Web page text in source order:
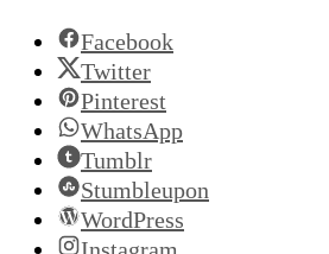
Facebook
Twitter
Pinterest
WhatsApp
Tumblr
Stumbleupon
WordPress